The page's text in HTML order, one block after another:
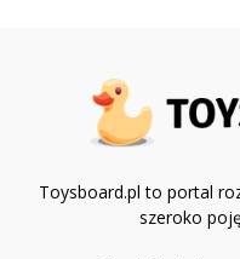
Toysboard.pl to portal
szeroko